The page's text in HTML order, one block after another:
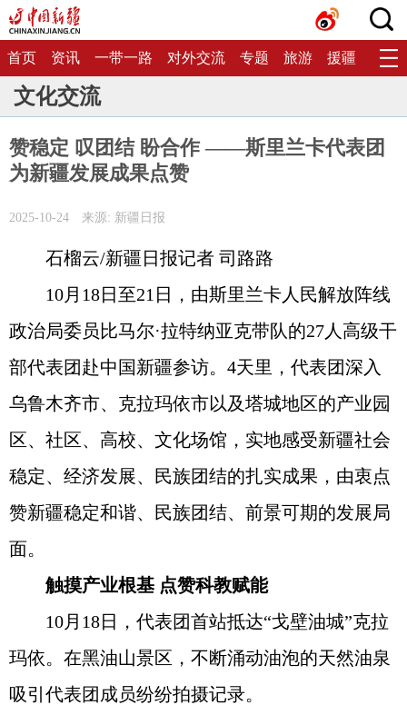
首页 资讯 一带一路 对外交流 专题 旅游 援疆 生态
文化交流
赞稳定 叹团结 盼合作 ——斯里兰卡代表团
为新疆发展成果点赞
2025-10-24 来源: 新疆日报
石榴云/新疆日报记者 司路路
10月18日至21日，由斯里兰卡人民解放阵线
政治局委员比马尔·拉特纳亚克带队的27人高级干
部代表团赴中国新疆参访。4天里，代表团深入
乌鲁木齐市、克拉玛依市以及塔城地区的产业园
区、社区、高校、文化场馆，实地感受新疆社会
稳定、经济发展、民族团结的扎实成果，由衷点
赞新疆稳定和谐、民族团结、前景可期的发展局
面。
触摸产业根基 点赞科教赋能
10月18日，代表团首站抵达“戈壁油城”克拉
玛依。在黑油山景区，不断涌动油泡的天然油泉
吸引代表团成员纷纷拍摄记录。